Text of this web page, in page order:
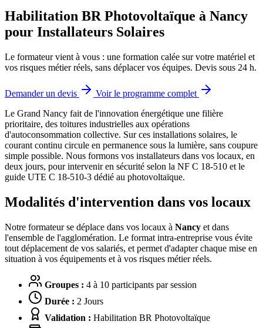
Habilitation BR Photovoltaïque à Nancy
pour Installateurs Solaires
Le formateur vient à vous : une formation calée sur votre matériel et
vos risques métier réels, sans déplacer vos équipes. Devis sous 24 h.
Demander un devis
Voir le programme complet
Le Grand Nancy fait de l'innovation énergétique une filière
prioritaire, des toitures industrielles aux opérations
d'autoconsommation collective. Sur ces installations solaires, le
courant continu circule en permanence sous la lumière, sans coupure
simple possible. Nous formons vos installateurs dans vos locaux, en
deux jours, pour intervenir en sécurité selon la NF C 18-510 et le
guide UTE C 18-510-3 dédié au photovoltaïque.
Modalités d'intervention dans vos locaux
Notre formateur se déplace dans vos locaux à Nancy et dans
l'ensemble de l'agglomération. Le format intra-entreprise vous évite
tout déplacement de vos salariés, et permet d'adapter chaque mise en
situation à vos équipements et à vos risques métier réels.
Groupes : 4 à 10 participants par session
Durée : 2 Jours
Validation : Habilitation BR Photovoltaïque